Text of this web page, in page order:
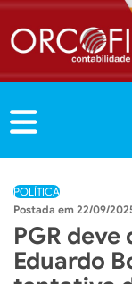
POLÍTICA
22/09/
PGR
Eduardo